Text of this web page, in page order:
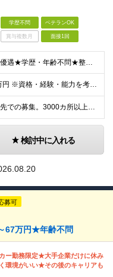
学歴不問 ベテランOK
賞与複数月 面接1回
★整備士資格保持者優遇★学歴・年齢不問★整備経験者・既卒者・第二新卒・車業界経験者・未経験者歓迎！ ◎経験や資格を活かしてキャリアアップしたい方 ◎ライフスタイルに合った働き方を求めている方 ◎技術
◆月給25万円～67万円 ※資格・経験・能力を考慮の上、優遇 ※現年収・年齢・経験・資格・能力等、総合的に考慮し、決定します。 ※自動車整備の実務経験がある方はご相談ください！ ※試用期間有(同待遇/
全国各地にある勤務先での募集。3000カ所以上から希望を考慮し決定。 ★転居を伴う転勤なし。 ★遠方からのご応募も歓迎！引越など赴任に伴う費用、家賃は全額負担します（会社規定による）。 ★請負先
検討中に入れる
募可
67万円★年齢不問
ー勤務限定★大手企業だけに休み
環境がいい★その後のキャリアも